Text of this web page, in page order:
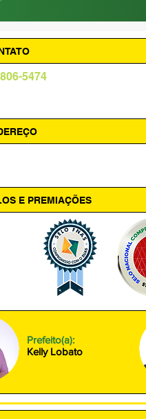
5474
E PREMIAÇÕES
Prefeito(a):
Kelly Lobato